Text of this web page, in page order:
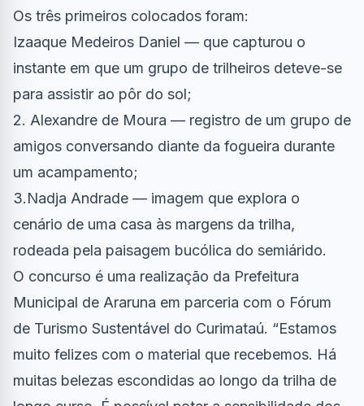
Os três primeiros colocados foram:
Izaaque Medeiros Daniel — que capturou o
instante em que um grupo de trilheiros deteve-se
para assistir ao pôr do sol;
2. Alexandre de Moura — registro de um grupo de
amigos conversando diante da fogueira durante
um acampamento;
3.Nadja Andrade — imagem que explora o
cenário de uma casa às margens da trilha,
rodeada pela paisagem bucólica do semiárido.
O concurso é uma realização da Prefeitura
Municipal de Araruna em parceria com o Fórum
de Turismo Sustentável do Curimataú. “Estamos
muito felizes com o material que recebemos. Há
muitas belezas escondidas ao longo da trilha de